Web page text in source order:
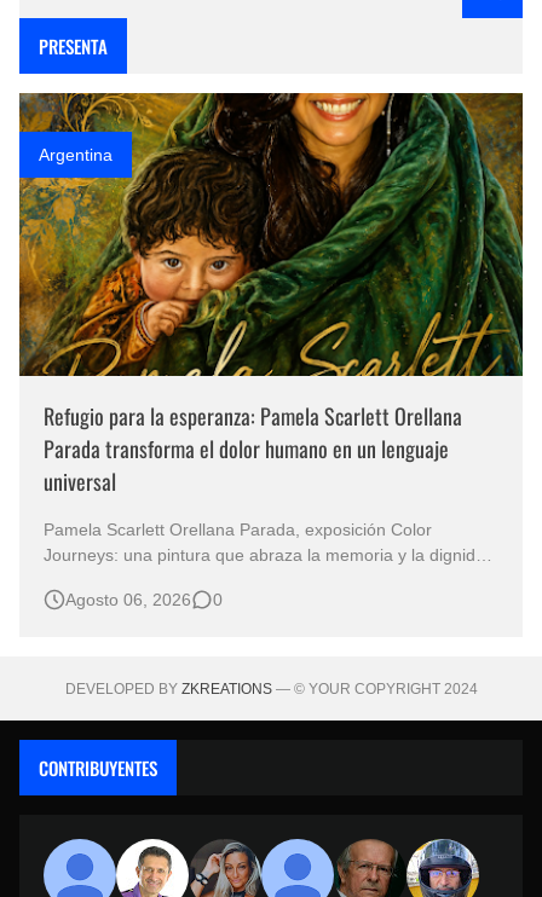
PRESENTA
Argentina
Refugio para la esperanza: Pamela Scarlett Orellana
Parada transforma el dolor humano en un lenguaje
universal
Pamela Scarlett Orellana Parada, exposición Color
Journeys: una pintura que abraza la memoria y la dignidad
obras no necesitan levantar la voz para permanecer en la
Agosto 06, 2026 0
DEVELOPED BY ZKREATIONS— © YOUR COPYRIGHT 2024
CONTRIBUYENTES